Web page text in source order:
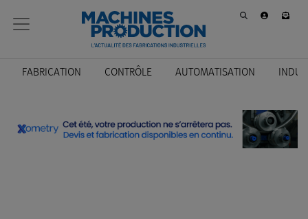
FABRICATION CONTRÔLE AUTOMATISATION